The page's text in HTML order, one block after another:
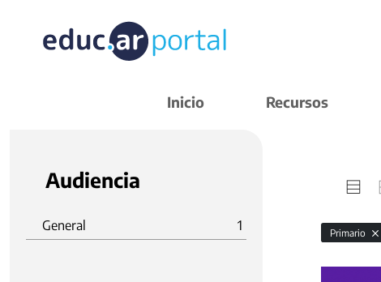
Inicio Recursos
Audiencia
General 1 Primario